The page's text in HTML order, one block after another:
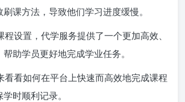
课方法，导致他们学习进度缓慢。
程设置，代学服务提供了一个更加高效、
助学员更好地完成学业任务。
看看如何在平台上快速而高效地完成课程
时顺利记录。